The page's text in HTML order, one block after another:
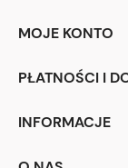
MOJE KONTO
PŁATNOŚCI I
INFORMACJE